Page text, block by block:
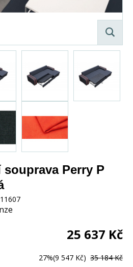
souprava Perry P
25 637 Kč
27%(9 547 Kč) 35 184 Kč